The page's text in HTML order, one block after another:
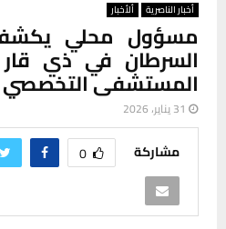
أخبار الناصرية ألأخبار
مسؤول محلي
السرطان في ذي قار
المستشفى التخصصي
31 يناير، 2026
مشاركة 0